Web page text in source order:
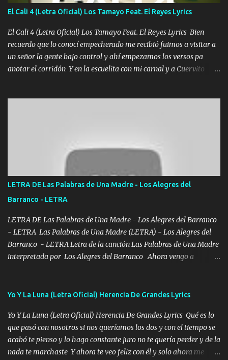
aunque ustedes no sepan Pero la vida es muy corta Hay que
echarle chingazos Y seguir trabajando porque nada es...
El Cali 4 (Letra Oficial) Los Tamayo Feat. El Reyes Lyrics
El Cali 4 (Letra Oficial) Los Tamayo Feat. El Reyes Lyrics Bien
recuerdo que lo conocí empecherado me recibió fuimos a visitar a
un señor la gente bajo control y ahí empezamos los versos pa
anotar el corridón Y en la escuelita con mi carnal y a Cuervito
verde se le extraña pa que sepan Aquí Pura GENTE DE LA RANA 🐸
POR CLAVE ES EL CALI 4 EN LA CIUDAD TIJUANA Música Al
tirante andamos mi carnal atento a cualquier necesidad no porque
se ve limpio el camino nos confiamos al andar y nunca con la
misma piedra me vuelvo a tropezar Cuando ando de enamorado
en corto me tiró a per...
LETRA DE Las Palabras de Una Madre - Los Alegres del
Barranco - LETRA
LETRA DE Las Palabras de Una Madre - Los Alegres del Barranco
- LETRA Las Palabras de Una Madre (LETRA) - Los Alegres del
Barranco - LETRA Letra de la canción Las Palabras de Una Madre
interpretada por Los Alegres del Barranco Ahora vengo a
viento a su hijo y aunque ahora ya este con Dios el destino así lo
seguiré esperando hasta volvernos a vernos El recuerdo que yo
tengo de mi mente no se va, en mi corazón me llevo lo mismo que
tu papá, a veces me pongo triste porque no puedo mirarte, mas se
que tu me escuchas porque tu eres mi gran ángel, El desespero me
Yo Y La Luna (Letra Oficial) Herencia De Grandes Lyrics
Yo Y La Luna (Letra Oficial) Herencia De Grandes Lyrics Qué es lo
que pasó con nosotros si nos queríamos los dos y con el tiempo se
acabó te pienso y lo hago constante juro no te quería perder y de la
nada te marchaste Y ahora te veo feliz con él y solo ahora me